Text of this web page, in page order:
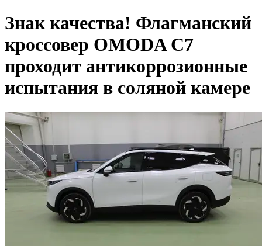
Знак качества! Флагманский
кроссовер OMODA C7
проходит антикоррозионные
испытания в соляной камере